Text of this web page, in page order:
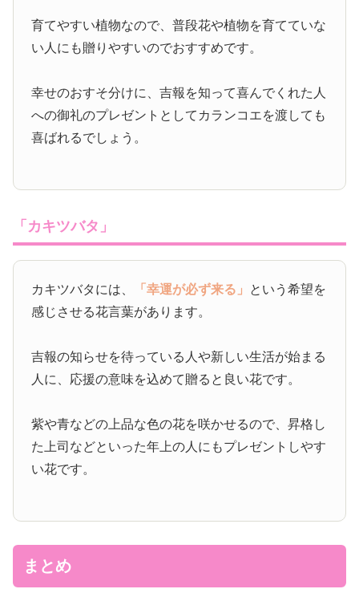
育てやすい植物なので、普段花や植物を育てていな
い人にも贈りやすいのでおすすめです。
幸せのおすそ分けに、吉報を知って喜んでくれた人
への御礼のプレゼントとしてカランコエを渡しても
喜ばれるでしょう。
「カキツバタ」
カキツバタには、 「幸運が必ず来る」 という希望を
感じさせる花言葉があります。
吉報の知らせを待っている人や新しい生活が始まる
人に、応援の意味を込めて贈ると良い花です。
紫や青などの上品な色の花を咲かせるので、昇格し
た上司などといった年上の人にもプレゼントしやす
い花です。
まとめ